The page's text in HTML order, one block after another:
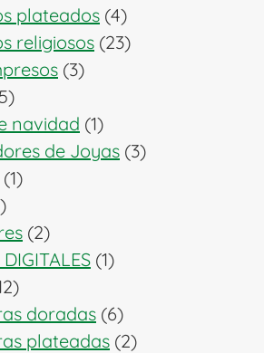
productos
plateados 44
productos
religiosos 2323
33
55
productos
navidad 11
producto
de Joyas 33
11
1
producto
22
productos
11
12
productos
doradas 66
productos
plateadas 22